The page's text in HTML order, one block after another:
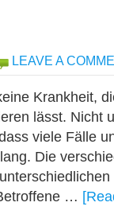
LEAVE A
Krankheit,
lässt. Nicht
viele Fälle
Die
…